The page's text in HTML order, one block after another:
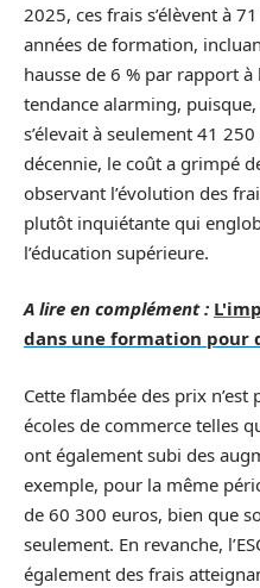
2025, ces frais s’élèvent à
années de formation,
hausse de 6 % par rapport
tendance alarming,
s’élevait à seulement 41
décennie, le coût a grimpé
observant l’évolution des
plutôt inquiétante qui
l’éducation supérieure.
A lire en complément :
dans une formation pour
Cette flambée des prix n’est
écoles de commerce telles
ont également subi des
exemple, pour la même
de 60 300 euros, bien que
seulement. En revanche,
également des frais